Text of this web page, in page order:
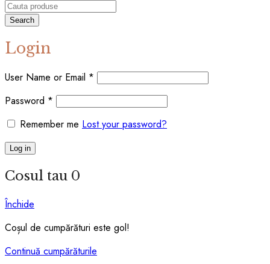
Search
Login
User Name or Email *
Password *
Remember me Lost your password?
Log in
Cosul tau 0
Închide
Coșul de cumpărături este gol!
Continuă cumpărăturile